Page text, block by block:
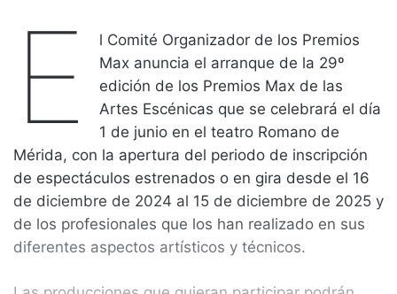
E
l Comité Organizador de los Premios
Max anuncia el arranque de la 29º
edición de los Premios Max de las
Artes Escénicas que se celebrará el día
1 de junio en el teatro Romano de
Mérida, con la apertura del periodo de inscripción
de espectáculos estrenados o en gira desde el 16
de diciembre de 2024 al 15 de diciembre de 2025 y
de los profesionales que los han realizado en sus
diferentes aspectos artísticos y técnicos.